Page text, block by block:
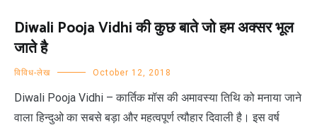
Blog
Diwali Pooja Vidhi की कुछ बाते जो हम अक्सर भूल
जाते है
विविध-लेख October 12, 2018
Diwali Pooja Vidhi – कार्तिक मॉस की अमावस्या तिथि को मनाया जाने
वाला हिन्दुओ का सबसे बड़ा और महत्वपूर्ण त्यौहार दिवाली है। इस वर्ष